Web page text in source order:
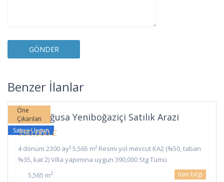
Benzer İlanlar
Gazimağusa
Öne
Çıkarılan
Satışa Uygun
Gazimağusa Yeniboğaziçi Satılık Arazi
390,000 £
4 dönüm 2300 ay² 5,565 m² Resmi yol mevcut KA2 (%50, taban
%35, kat 2) Villa yapımına uygun 390,000 Stg Tümü
5,565 m2 tüm bilgi